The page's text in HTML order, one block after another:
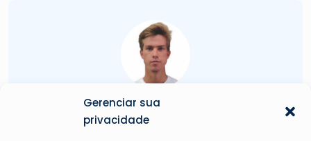
Gerenciar sua
privacidade
Augusto Hardke